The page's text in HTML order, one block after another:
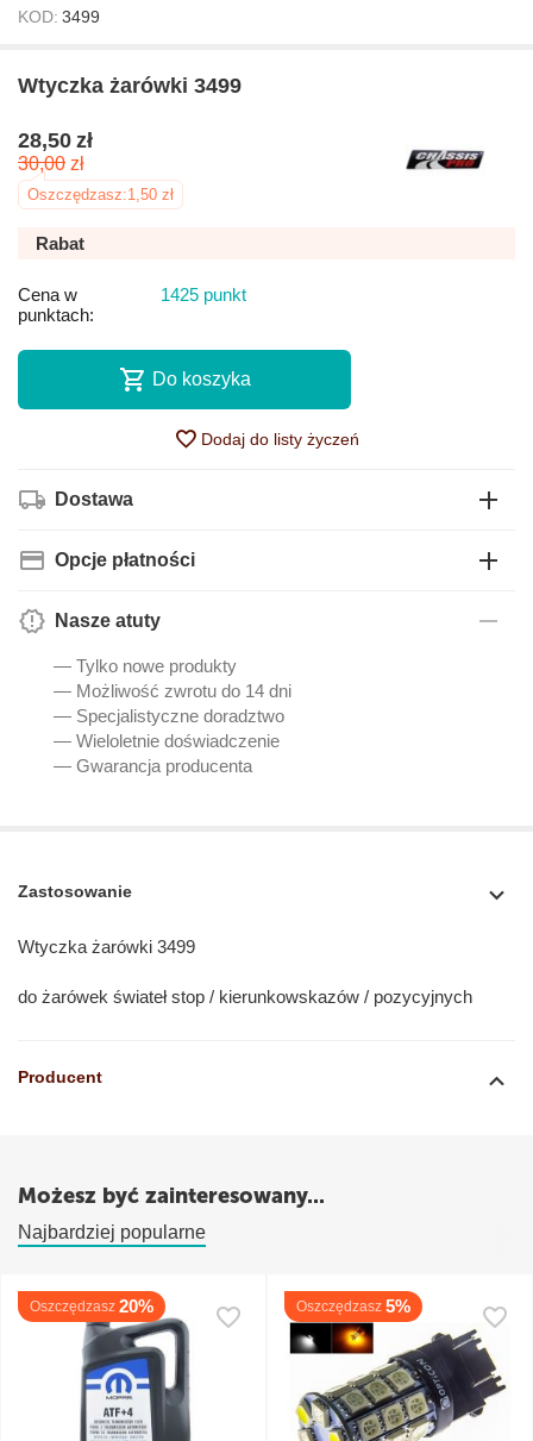
KOD: 3499
Wtyczka żarówki 3499
28,50 zł
30,00 zł
Oszczędzasz:1,50 zł
Rabat
Cena w
punktach:
1425 punkt
Do koszyka
Dodaj do listy życzeń
Dostawa
Opcje płatności
Nasze atuty
— Tylko nowe produkty
— Możliwość zwrotu do 14 dni
— Specjalistyczne doradztwo
— Wieloletnie doświadczenie
— Gwarancja producenta
Zastosowanie
Wtyczka żarówki 3499
do żarówek świateł stop / kierunkowskazów / pozycyjnych
Producent
Możesz być zainteresowany...
Najbardziej popularne
Oszczędzasz 20% Oszczędzasz 5%